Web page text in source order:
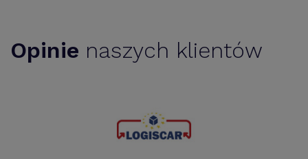
Opinie naszych klientów